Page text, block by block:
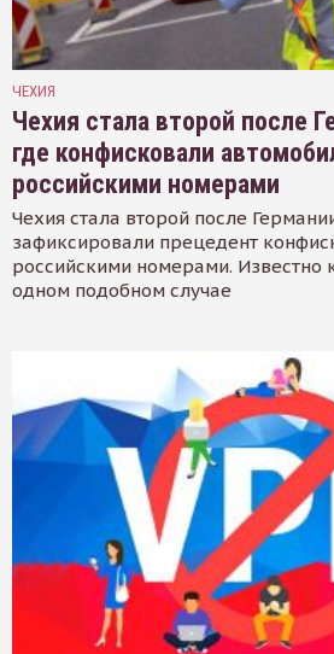
ЧЕХИЯ
Чехия стала второй после
где конфисковали
российскими номерами
Чехия стала второй после
зафиксировали прецедент
российскими номерами. Известно
одном подобном случае